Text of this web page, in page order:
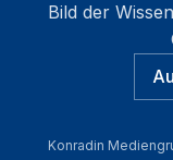
Bild der
Konradin